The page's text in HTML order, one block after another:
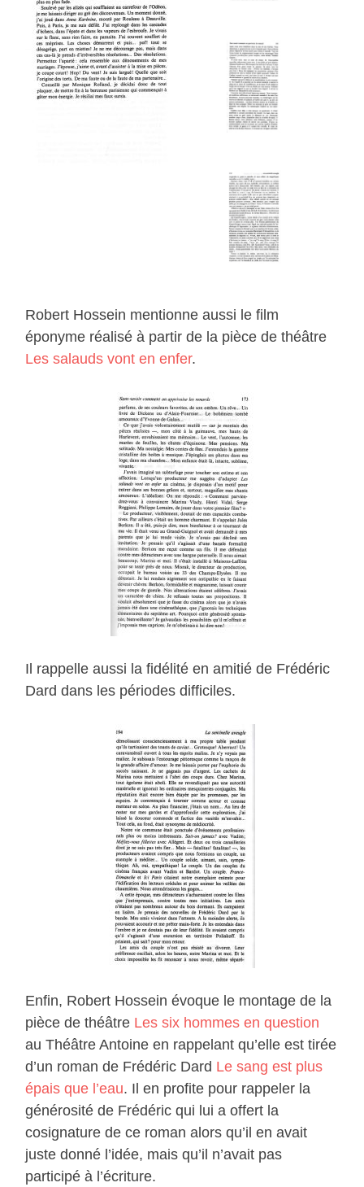
Robert Hossein mentionne aussi le film
éponyme réalisé à partir de la pièce de théâtre
Les salauds vont en enfer.
Il rappelle aussi la fidélité en amitié de Frédéric
Dard dans les périodes difficiles.
Enfin, Robert Hossein évoque le montage de la
pièce de théâtre Les six hommes en question
au Théâtre Antoine en rappelant qu’elle est tirée
d’un roman de Frédéric Dard Le sang est plus
épais que l’eau. Il en profite pour rappeler la
générosité de Frédéric qui lui a offert la
cosignature de ce roman alors qu’il en avait
juste donné l’idée, mais qu’il n’avait pas
participé à l’écriture.